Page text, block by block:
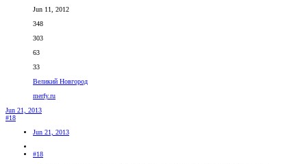
Jun 11, 2012
348
303
63
33
Великий Новгород
merfy.ru
Jun 21, 2013
#18
Jun 21, 2013
#18